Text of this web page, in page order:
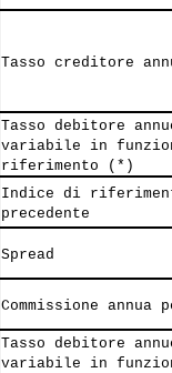
Tasso creditore
Tasso debitore
variabile in
riferimento (*)
Indice di
precedente
Spread
Commissione
Tasso debitore
variabile in